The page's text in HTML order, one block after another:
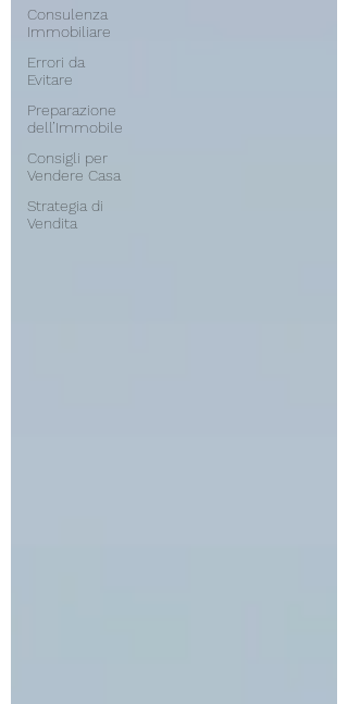
Consulenza
Immobiliare
Errori da
Evitare
Preparazione
dell’Immobile
Consigli per
Vendere Casa
Strategia di
Vendita